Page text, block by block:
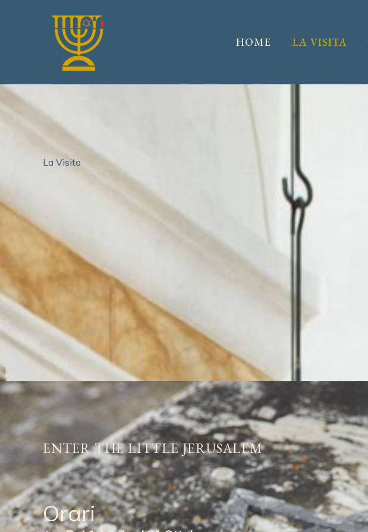
HOME LA VISITA
La Visita
ENTER THE LITTLE JERUSALEM
Orari